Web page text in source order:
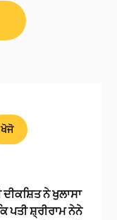
ਖੋਜੋ
ਦੀਕਸ਼ਿਤ ਨੇ ਖੁਲਾਸਾ
ਪਤੀ ਸ਼੍ਰੀਰਾਮ ਨੇਨੇ